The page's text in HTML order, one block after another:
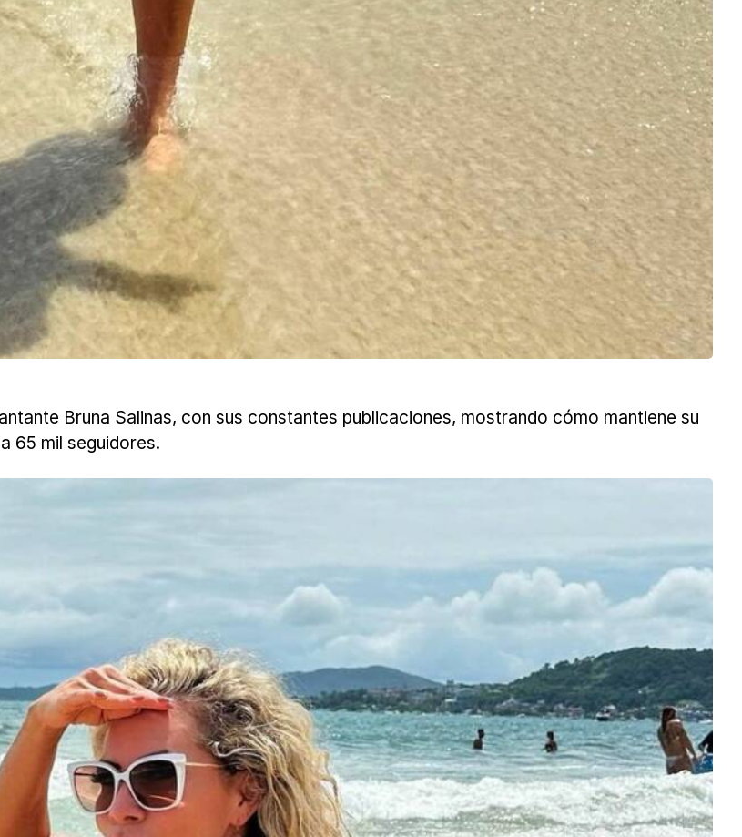
Bruna Salinas, con sus constantes publicaciones, mostrando cómo mantiene su
65 mil seguidores.